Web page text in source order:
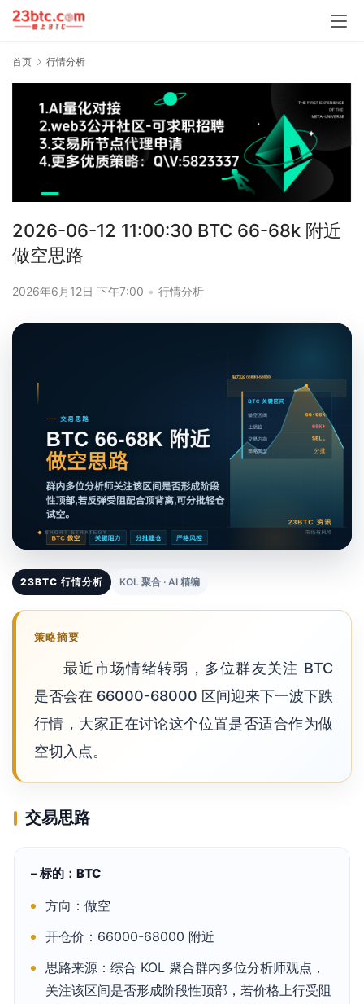
首页 行情分析
2026-06-12 11:00:30 BTC 66-68k 附近
做空思路
2026年6月12日 下午7:00 • 行情分析
23BTC 行情分析 KOL 聚合 · AI 精编
策略摘要
最近市场情绪转弱，多位群友关注 BTC
是否会在 66000-68000 区间迎来下一波下跌
行情，大家正在讨论这个位置是否适合作为做
空切入点。
交易思路
– 标的：BTC
方向：做空
开仓价：66000-68000 附近
思路来源：综合 KOL 聚合群内多位分析师观点，
关注该区间是否形成阶段性顶部，若价格上行受阻